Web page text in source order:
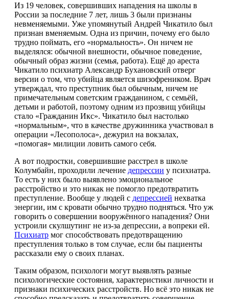
Из 19 человек, совершивших нападения на школы в
России за последние 7 лет, лишь 3 были признаны
невменяемыми. Уже упомянутый Андрей Чикатило был
признан вменяемым. Одна из причин, почему его было
трудно поймать, его «нормальность». Он ничем не
выделялся: обычной внешности, обычное поведение,
обычный образ жизни (семья, работа). Ещё до ареста
Чикатило психиатр Александр Бухановский отверг
версии о том, что убийца является шизофреником. Врач
утверждал, что преступник был обычным, ничем не
примечательным советским гражданином, с семьёй,
детьми и работой, поэтому одним из прозвищ убийцы
стало «Гражданин Икс». Чикатило был настолько
«нормальным», что в качестве дружинника участвовал в
операции «Лесополоса», дежурил на вокзалах,
«помогая» милиции ловить самого себя.
А вот подростки, совершившие расстрел в школе
Колумбайн, проходили лечение депрессии у психиатра.
То есть у них было выявлено эмоциональное
расстройство и это никак не помогло предотвратить
преступление. Вообще у людей с депрессией нехватка
энергии, им с кровати обычно трудно подняться. Что уж
говорить о совершении вооружённого нападения? Они
устроили скулшутинг не из-за депрессии, а вопреки ей.
Психиатр мог способствовать предотвращению
преступления только в том случае, если бы пациенты
рассказали ему о своих планах.
Таким образом, психологи могут выявлять разные
психологические состояния, характеристики личности и
признаки психических расстройств. Но всё это никак не